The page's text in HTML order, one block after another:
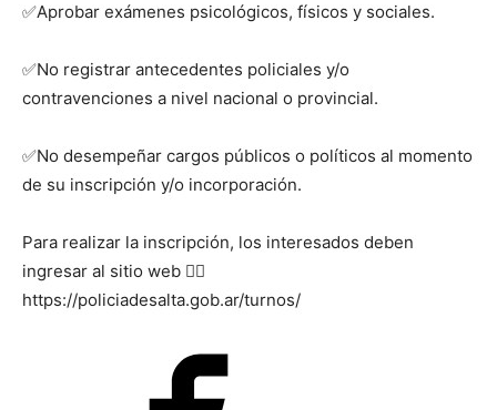
✅Aprobar exámenes psicológicos, físicos y sociales.
✅No registrar antecedentes policiales y/o
contravenciones a nivel nacional o provincial.
✅No desempeñar cargos públicos o políticos al momento
de su inscripción y/o incorporación.
Para realizar la inscripción, los interesados deben
ingresar al sitio web 👉🏻
https://policiadesalta.gob.ar/turnos/